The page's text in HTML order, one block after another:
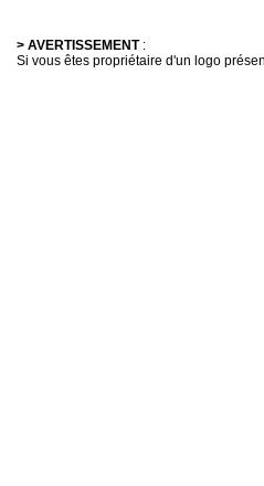
> AVERTISSEMENT:
Si vous êtes propriétaire d'un logo